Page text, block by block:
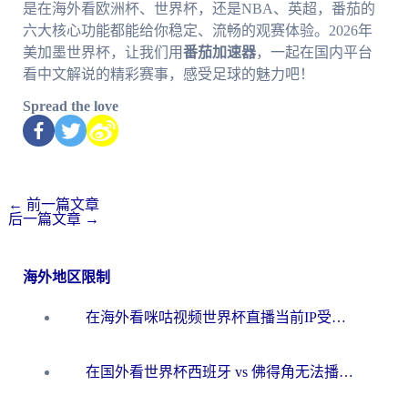
是在海外看欧洲杯、世界杯，还是NBA、英超，番茄的
六大核心功能都能给你稳定、流畅的观赛体验。2026年
美加墨世界杯，让我们用番茄加速器，一起在国内平台
看中文解说的精彩赛事，感受足球的魅力吧！
Spread the love
← 前一篇文章
后一篇文章 →
海外地区限制
在海外看咪咕视频世界杯直播当前IP受限制？这篇指南帮你搞定所有体育赛事观看难题
在国外看世界杯西班牙 vs 佛得角无法播放？这篇指南帮你解锁所有中文体育直播